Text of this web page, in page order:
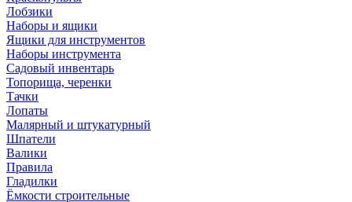
Лобзики
Наборы и ящики
Ящики для инструментов
Наборы инструмента
Садовый инвентарь
Топорища, черенки
Тачки
Лопаты
Малярный и штукатурный
Шпатели
Валики
Правила
Гладилки
Ёмкости строительные